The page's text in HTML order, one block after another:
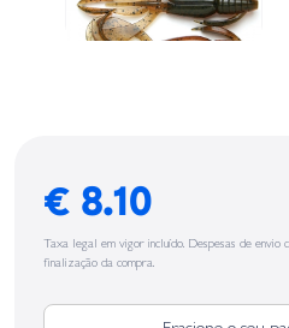
€ 8.10
Taxa legal em vigor incluído. Despesas de envio
finalização da compra.